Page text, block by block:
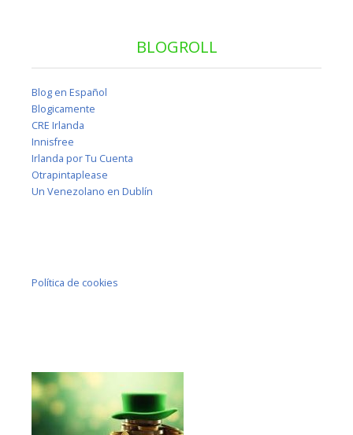
BLOGROLL
Blog en Español
Blogicamente
CRE Irlanda
Innisfree
Irlanda por Tu Cuenta
Otrapintaplease
Un Venezolano en Dublín
Política de cookies